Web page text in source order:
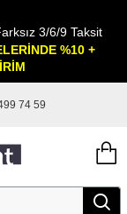
3/6/9 Taksit
%10 +
74 59